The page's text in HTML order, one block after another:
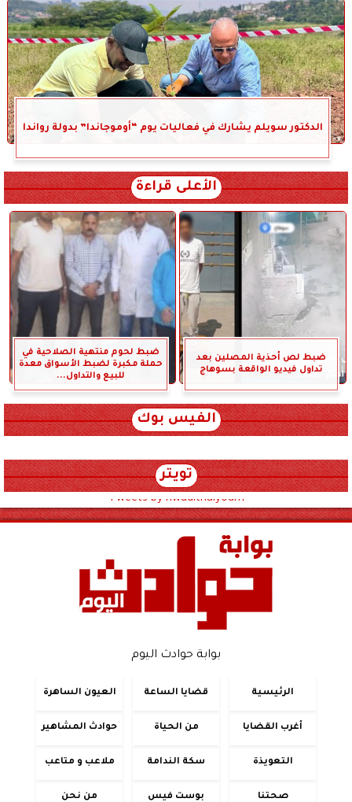
الدكتور سويلم يشارك في فعاليات يوم “أوموجاندا” بدولة رواندا
الأعلى قراءة
ضبط لص أحذية المصلين بعد
تداول فيديو الواقعة بسوهاج
ضبط لحوم منتهية الصلاحية في
حملة مكبرة لضبط الأسواق معدة
للبيع والتداول...
الفيس بوك
تويتر
Tweets by hwadithalyoum
بوابة حوادث اليوم
الرئيسية قضايا الساعة العيون الساهرة
أغرب القضايا من الحياة حوادث المشاهير
التعويذة سكة الندامة ملاعب و متاعب
صحتنا بوست فيس من نحن